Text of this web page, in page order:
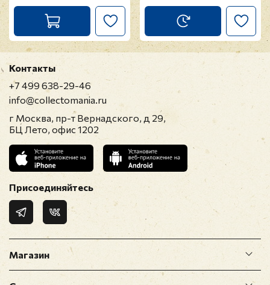
Магазин
Контакты
+7 499 638-29-46
info@collectomania.ru
г Москва, пр-т Вернадского, д 29,
БЦ Лето, офис 1202
Присоединяйтесь